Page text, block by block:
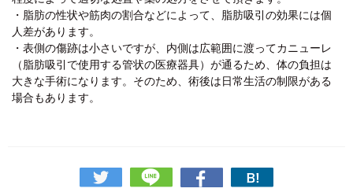
・脂肪の性状や筋肉の割合などによって、脂肪吸引の効果には個
人差があります。
・表側の傷跡は小さいですが、内側は広範囲に渡ってカニューレ
（脂肪吸引で使用する管状の医療器具）が通るため、体の負担は
大きな手術になります。そのため、術後は日常生活の制限がある
場合もあります。